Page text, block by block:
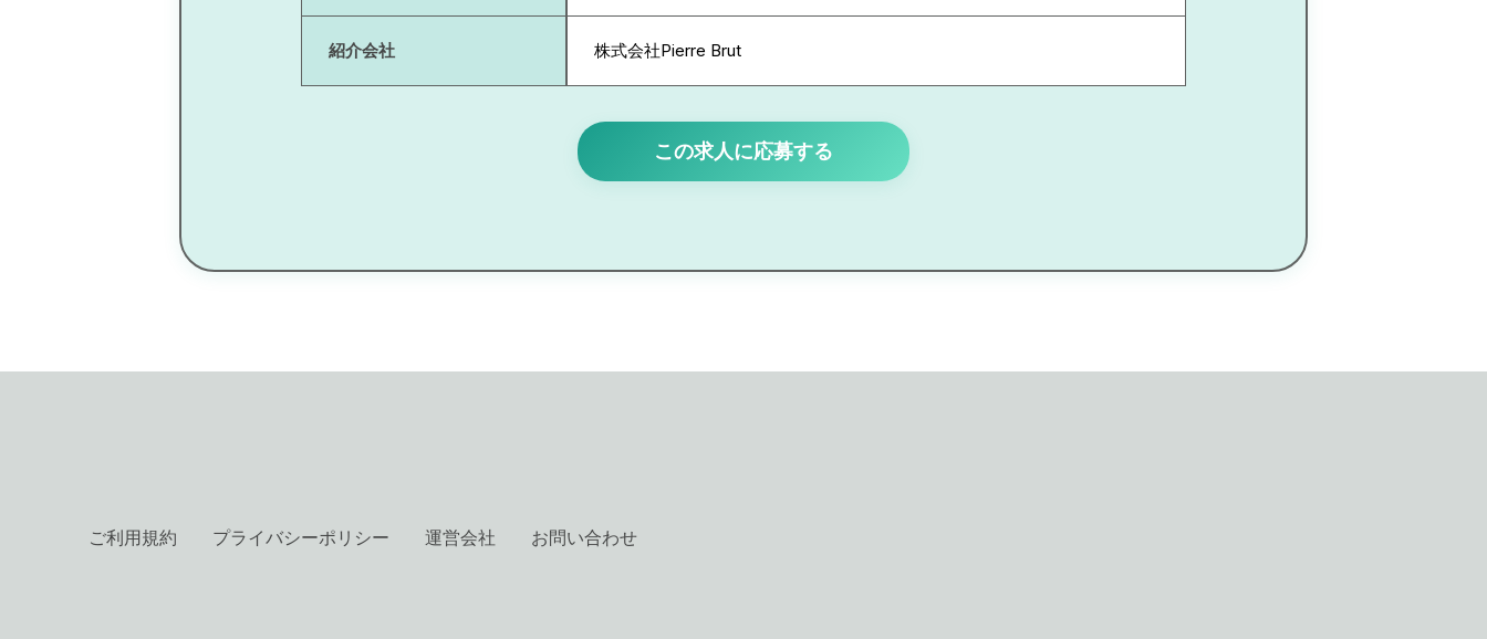
紹介会社 株式会社Pierre Brut
この求人に応募する
ご利用規約 プライバシーポリシー 運営会社 お問い合わせ